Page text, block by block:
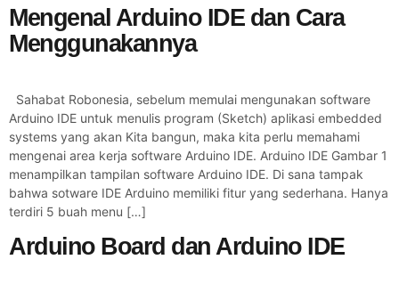
Mengenal Arduino IDE dan Cara
Menggunakannya
Sahabat Robonesia, sebelum memulai mengunakan software
Arduino IDE untuk menulis program (Sketch) aplikasi embedded
systems yang akan Kita bangun, maka kita perlu memahami
mengenai area kerja software Arduino IDE. Arduino IDE Gambar 1
menampilkan tampilan software Arduino IDE. Di sana tampak
bahwa sotware IDE Arduino memiliki fitur yang sederhana. Hanya
terdiri 5 buah menu […]
Arduino Board dan Arduino IDE